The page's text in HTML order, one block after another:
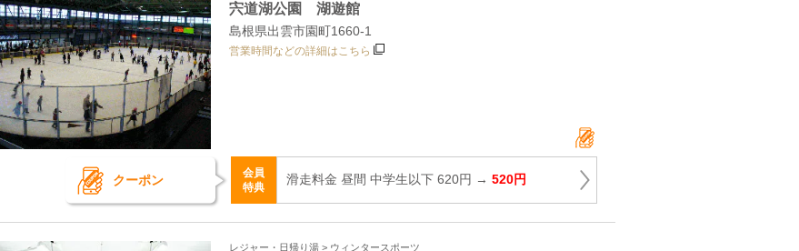
宍道湖公園 湖遊館
島根県出雲市園町1660‐1
営業時間などの詳細はこちら
クーポン
会員
特典
滑走料金 昼間 中学生以下 620円 → 520円
レジャー・日帰り湯 > ウィンタースポーツ